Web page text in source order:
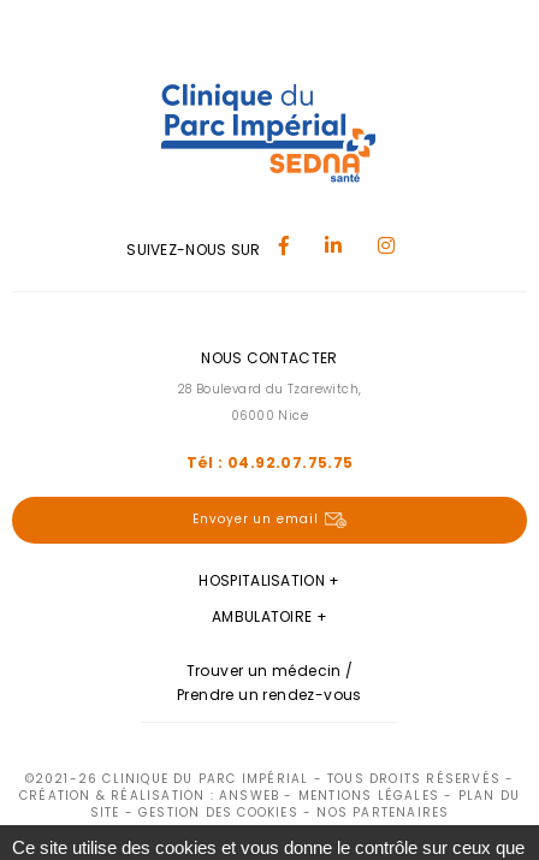
SUIVEZ-NOUS SUR
NOUS CONTACTER
28 Boulevard du Tzarewitch,
06000 Nice
Tél : 04.92.07.75.75
Envoyer un email
HOSPITALISATION
AMBULATOIRE
Trouver un médecin /
Prendre un rendez-vous
©2021-26 CLINIQUE DU PARC IMPÉRIAL - TOUS DROITS RÉSERVÉS -
CRÉATION & RÉALISATION : ANSWEB - MENTIONS LÉGALES - PLAN DU
SITE - GESTION DES COOKIES - NOS PARTENAIRES
Ce site utilise des cookies et vous donne le contrôle sur ceux que